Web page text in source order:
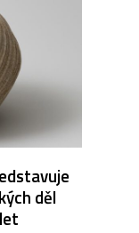
děl